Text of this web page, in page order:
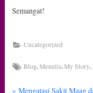
Semangat!
Uncategorized
Tags:
Blog,Menulis,My Story,
P
Mengatasi Sakit Maag